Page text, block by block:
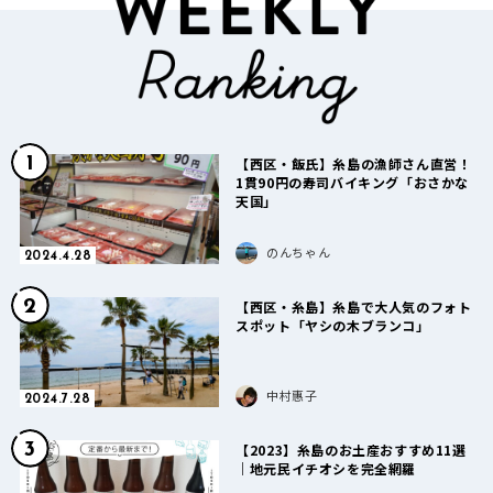
1
2024.4.28
【西区・飯氏】糸島の漁師さん直営！
1貫90円の寿司バイキング「おさかな
天国」
のんちゃん
2
2024.7.28
【西区・糸島】糸島で大人気のフォト
スポット「ヤシの木ブランコ」
中村惠子
3
【2023】糸島のお土産おすすめ11選
｜地元民イチオシを完全網羅